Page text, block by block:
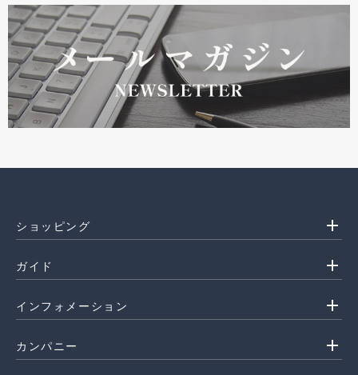
ショッピング add
ガイド add
インフォメーション add
カンパニー add